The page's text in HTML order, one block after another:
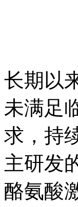
长期以
未满足
求
主研发
酪氨酸